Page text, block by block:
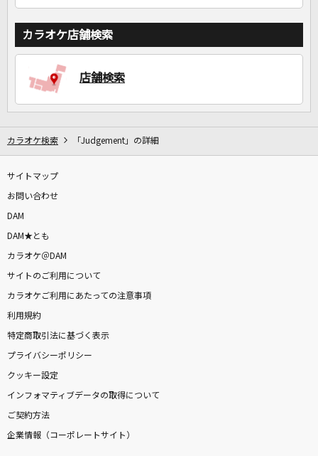
カラオケ店舗検索
店舗検索
カラオケ検索 「Judgement」の詳細
サイトマップ
お問い合わせ
DAM
DAM★とも
カラオケ＠DAM
サイトのご利用について
カラオケご利用にあたっての注意事項
利用規約
特定商取引法に基づく表示
プライバシーポリシー
クッキー設定
インフォマティブデータの取得について
ご契約方法
企業情報（コーポレートサイト）